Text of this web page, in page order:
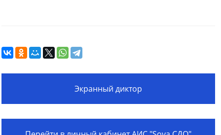
Экранный диктор